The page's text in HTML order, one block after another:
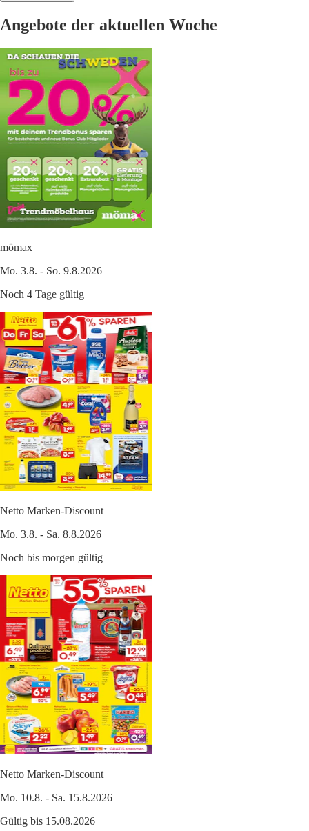
Angebote der aktuellen Woche
mömax
Mo. 3.8. - So. 9.8.2026
Noch 4 Tage gültig
Netto Marken-Discount
Mo. 3.8. - Sa. 8.8.2026
Noch bis morgen gültig
Netto Marken-Discount
Mo. 10.8. - Sa. 15.8.2026
Gültig bis 15.08.2026